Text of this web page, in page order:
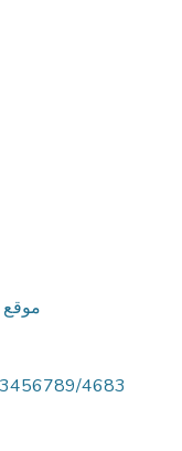
موقع
4683